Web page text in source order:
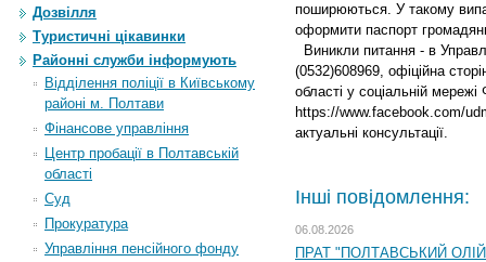
Дозвілля
Туристичні цікавинки
Районні служби інформують
Відділення поліції в Київському
районі м. Полтави
Фінансове управління
Центр пробації в Полтавській
області
Суд
Прокуратура
Управління пенсійного фонду
поширюються. У такому
оформити паспорт
Виникли питання - в
(0532)608969, офіційна
області у соціальній мережі
https://www.facebook.com/
актуальні консультації.
Інші повідомлення:
06.08.2026
ПРАТ "ПОЛТАВСЬКИЙ